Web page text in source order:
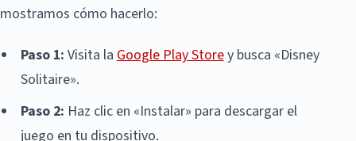
mostramos cómo hacerlo:
Paso 1: Visita laGoogle Play Storey busca «Disney
Solitaire».
Paso 2: Haz clic en «Instalar» para descargar el
juego en tu dispositivo.